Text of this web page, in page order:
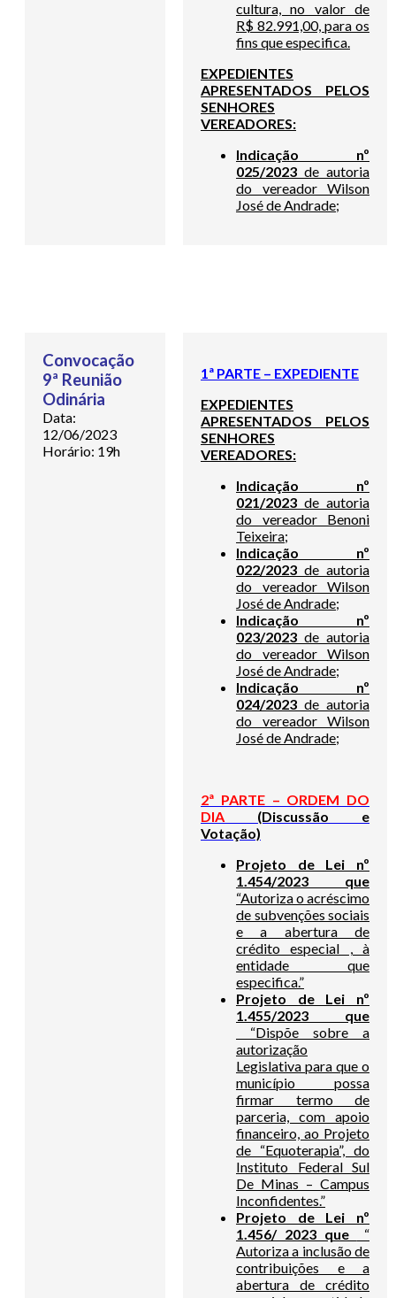
cultura, no valor de
R$ 82.991,00, para os
fins que especifica.
EXPEDIENTES
APRESENTADOS PELOS
SENHORES
VEREADORES:
Indicação nº
025/2023 de autoria
do vereador Wilson
José de Andrade;
Convocação
9ª Reunião
Odinária
Data:
12/06/2023
Horário: 19h
1ª PARTE – EXPEDIENTE
EXPEDIENTES
APRESENTADOS PELOS
SENHORES
VEREADORES:
Indicação nº
021/2023 de autoria
do vereador Benoni
Teixeira;
Indicação nº
022/2023 de autoria
do vereador Wilson
José de Andrade;
Indicação nº
023/2023 de autoria
do vereador Wilson
José de Andrade;
Indicação nº
024/2023 de autoria
do vereador Wilson
José de Andrade;
2ª PARTE – ORDEM DO
DIA (Discussão e
Votação)
Projeto de Lei nº
1.454/2023 que
“Autoriza o acréscimo
de subvenções sociais
e a abertura de
crédito especial , à
entidade que
especifica.”
Projeto de Lei nº
1.455/2023 que
“Dispõe sobre a
autorização
Legislativa para que o
município possa
firmar termo de
parceria, com apoio
financeiro, ao Projeto
de “Equoterapia”, do
Instituto Federal Sul
De Minas – Campus
Inconfidentes.”
Projeto de Lei nº
1.456/ 2023 que
“
Autoriza a inclusão de
contribuições e a
abertura de crédito